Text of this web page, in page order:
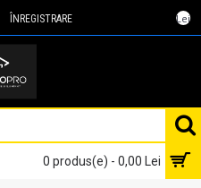
Lei
ÎNREGISTRARE
0 produs(e) - 0,00 Lei